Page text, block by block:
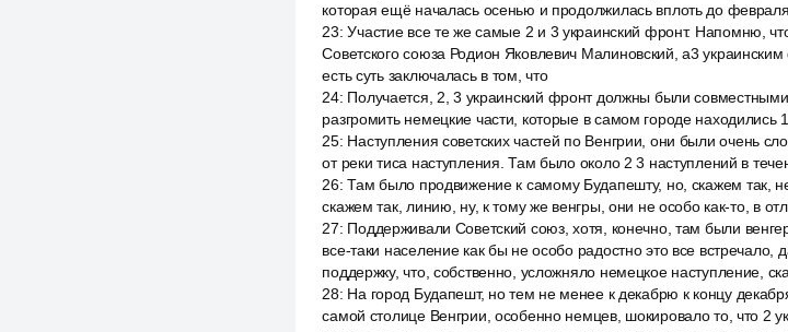
которая ещё началась осенью и продолжилась вплоть до
23:Участие все те же самые 2 и 3 украинский фронт. Напомню,
Советского союза Родион Яковлевич Малиновский, a3
есть суть заключалась в том, что
24: Получается, 2, 3 украинский фронт должны были
разгромить немецкие части, которые в самом городе находились 1.
25: Наступления советских частей по Венгрии, они были очень
от реки тиса наступления. Там было около 2 3 наступлений в
26:Там было продвижение к самому Будапешту, но, скажем так,
скажем так, линию, ну, к тому же венгры, они не особо как-то, в
27: Поддерживали Советский союз, хотя, конечно, там были
все-таки население как бы не особо радостно это все встречало,
поддержку, что, собственно, усложняло немецкое наступление,
28: На город Будапешт, но тем не менее к декабрю к концу
самой столице Венгрии, особенно немцев, шокировало то, что 2